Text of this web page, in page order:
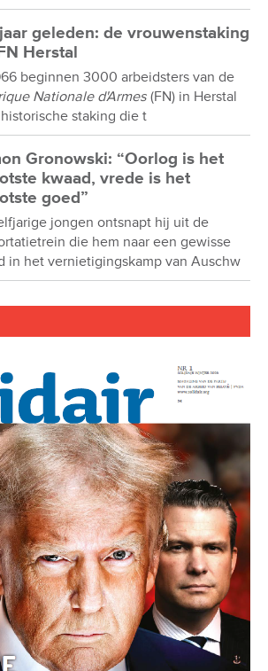
geleden: de vrouwenstaking
Herstal
beginnen 3000 arbeidsters van de
Nationale d'Armes (FN) in Herstal
staking die t
Gronowski: “Oorlog is het
kwaad, vrede is het
goed”
jongen ontsnapt hij uit de
die hem naar een gewisse
in het vernietigingskamp van Auschw